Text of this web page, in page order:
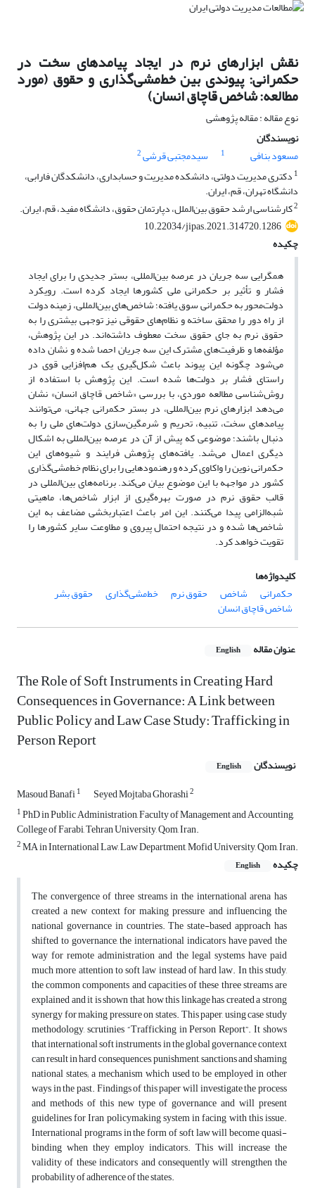
نقش ابزارهای نرم در ایجاد پیامدهای سخت در
حکمرانی: پیوندی بین خط‌مشی‌گذاری و حقوق (مورد
مطالعه: شاخص قاچاق انسان)
نوع مقاله : مقاله پژوهشی
نویسندگان
مسعود بنافی
1 سیدمجتبی قرشی2
1 دکتری مدیریت دولتی، دانشکده مدیریت و حسابداری، دانشکدگان فارابی،
دانشگاه تهران، قم، ایران.
2کارشناسی ارشد حقوق بین‌الملل، دپارتمان حقوق، دانشگاه مفید، قم، ایران.
10.22034/jipas.2021.314720.1286
چکیده
همگرایی سه جریان در عرصه بین‌المللی، بستر جدیدی را برای ایجاد
فشار و تأثیر بر حکمرانی ملی کشورها ایجاد کرده است. رویکرد
دولت‌محور به حکمرانی سوق یافته؛ شاخص‌های بین‌المللی، زمینه دولت‌
از راه دور را محقق ساخته و نظام‌های حقوقی نیز توجهی بیشتری را به
حقوق نرم به جای حقوق سخت معطوف داشته‌اند. در این پژوهش،
مؤلفه‌ها و ظرفیت‌های مشترک این سه جریان احصا شده و نشان داده
می‌شود چگونه این پیوند باعث شکل‌گیری یک هم‌افزایی قوی در
راستای فشار بر دولت‌ها شده است. این پژوهش با استفاده از
روش‌شناسی مطالعه موردی، با بررسی «شاخص قاچاق انسان» نشان
می‌دهد ابزارهای نرم بین‌المللی، در بستر حکمرانی جهانی، می‌توانند
پیامدهای سخت، تنبیه، تحریم و شرمگین‌سازی دولت‌های ملی را به
دنبال باشند؛ موضوعی که پیش از آن در عرصه بین‌المللی به اشکال
دیگری اعمال می‌شد. یافته‌های پژوهش فرایند و شیوه‌های این
حکمرانی نوین را واکاوی کرده و رهنمودهایی را برای نظام خط‌مشی‌گذاری
کشور در مواجهه با این موضوع بیان می‌کند. برنامه‌های بین‌المللی در
قالب حقوق نرم در صورت بهره‌گیری از ابزار شاخص‌ها، ماهیتی
شبه‌الزامی پیدا می‌کنند. این امر باعث اعتباربخشی مضاعف به این
شاخص‌ها شده و در نتیجه احتمال پیروی و مطاوعت سایر کشورها را
تقویت خواهد کرد.
کلیدواژه‌ها
حکمرانی
شاخص حقوق نرم خط‌مشی‌گذاری حقوق بشر
شاخص قاچاق انسان
عنوان مقاله English
The Role of Soft Instruments in Creating Hard
Consequences in Governance: A Link between
Public Policy and Law Case Study: Trafficking in
Person Report
نویسندگان English
Masoud Banafi1 Seyed Mojtaba Ghorashi2
1PhD in Public Administration, Faculty of Management and Accounting,
College of Farabi, Tehran University, Qom, Iran.
2MA in International Law, Law Department, Mofid University, Qom, Iran.
چکیده
English
The convergence of three streams in the international arena has
created a new context for making pressure and influencing the
national governance in countries. The state-based approach has
shifted to governance, the international indicators have paved the
way for remote administration and the legal systems have paid
much more attention to soft law instead of hard law. In this study,
the common components and capacities of these three streams are
explained and it is shown that how this linkage has created a strong
synergy for making pressure on states. This paper, using case study
methodology, scrutinies “Trafficking in Person Report”. It shows
that international soft instruments in the global governance context
can result in hard consequences, punishment, sanctions and shaming
national states; a mechanism which used to be employed in other
ways in the past. Findings of this paper will investigate the process
and methods of this new type of governance and will present
guidelines for Iran policymaking system in facing with this issue.
International programs in the form of soft law will become quasi-
binding when they employ indicators. This will increase the
validity of these indicators and consequently will strengthen the
probability of adherence of the states.